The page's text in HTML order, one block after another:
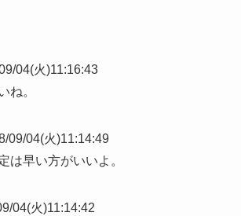
04(火)11:16:43
ね。
09/04(火)11:14:49
は早い方がいいよ。
04(火)11:14:42